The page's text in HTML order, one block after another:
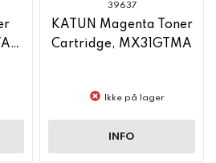
39637
KATUN Magenta Toner
Cartridge, MX31GTMA
Ikke på lager
INFO